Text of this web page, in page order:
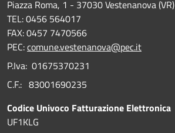
Piazza Roma, 1 - 37030 Vestenanova (VR)
TEL: 0456 564017
FAX: 0457 7470566
PEC:comune.vestenanova@pec.it
P.Iva: 01675370231
C.F.: 83001690235
Codice Univoco Fatturazione Elettronica
UF1KLG